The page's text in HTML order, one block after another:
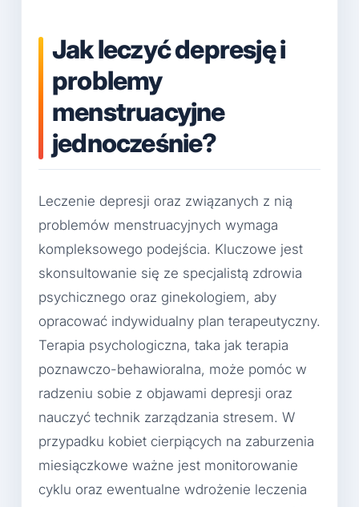
Jak leczyć depresję i
problemy
menstruacyjne
jednocześnie?
Leczenie depresji oraz związanych z nią
problemów menstruacyjnych wymaga
kompleksowego podejścia. Kluczowe jest
skonsultowanie się ze specjalistą zdrowia
psychicznego oraz ginekologiem, aby
opracować indywidualny plan terapeutyczny.
Terapia psychologiczna, taka jak terapia
poznawczo-behawioralna, może pomóc w
radzeniu sobie z objawami depresji oraz
nauczyć technik zarządzania stresem. W
przypadku kobiet cierpiących na zaburzenia
miesiączkowe ważne jest monitorowanie
cyklu oraz ewentualne wdrożenie leczenia